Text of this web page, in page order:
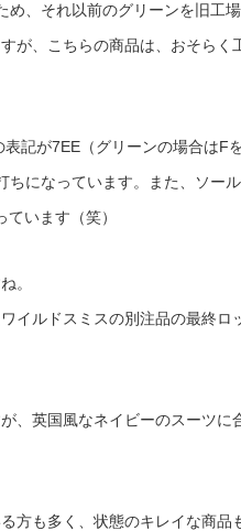
、それ以前のグリーンを旧工
が、こちらの商品は、おそらく
記が7EE（グリーンの場合はF
になっています。また、ソー
います（笑）
。
イルドスミスの別注品の最終ロ
、英国風なネイビーのスーツに
方も多く、状態のキレイな商品